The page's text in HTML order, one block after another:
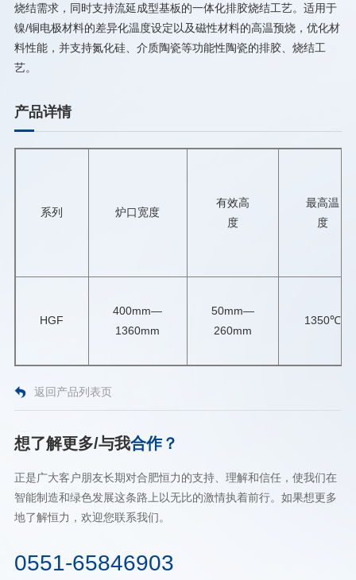
烧结需求，同时支持流延成型基板的一体化排胶烧结工艺。适用于
镍/铜电极材料的差异化温度设定以及磁性材料的高温预烧，优化材
料性能，并支持氮化硅、介质陶瓷等功能性陶瓷的排胶、烧结工
艺。
产品详情
系列 炉口宽度
有效高
度
最高温
度
HGF
400mm—
1360mm
50mm—
260mm
1350℃
返回产品列表页
想了解更多/与我合作？
正是广大客户朋友长期对合肥恒力的支持、理解和信任，使我们在
智能制造和绿色发展这条路上以无比的激情执着前行。如果想更多
地了解恒力，欢迎您联系我们。
0551-65846903